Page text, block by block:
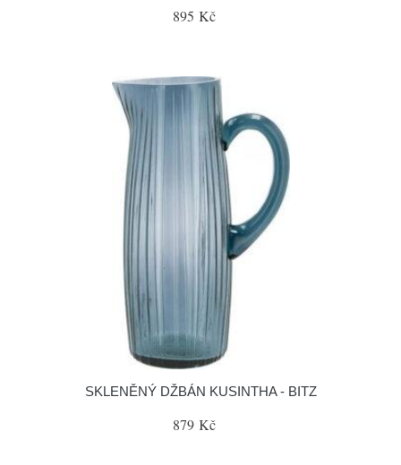
895 Kč
SKLENĚNÝ DŽBÁN KUSINTHA - BITZ
879 Kč